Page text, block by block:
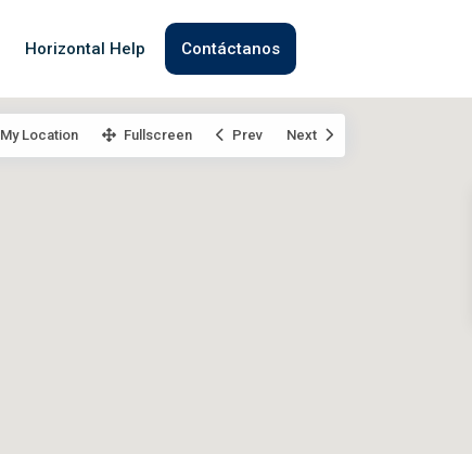
Horizontal Help Contáctanos
My Location Fullscreen Prev Next